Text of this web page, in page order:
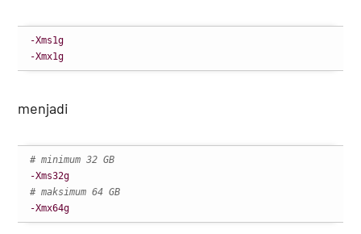
-Xms1g
-Xmx1g
menjadi
# minimum 32 GB
-Xms32g
# maksimum 64 GB
-Xmx64g